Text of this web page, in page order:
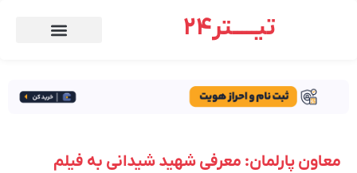
تیـــــتر24
معاون پارلمان: معرفی شهید شیدانی به فیلم